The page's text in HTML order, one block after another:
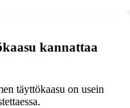
kannattaa
täyttökaasu on usein